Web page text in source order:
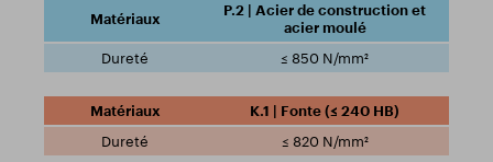
P.2 | Acier de construction et
acier moulé
≤ 850 N/mm²
K.1 | Fonte (≤ 240 HB)
≤ 820 N/mm²